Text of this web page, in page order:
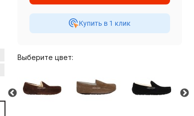
Купить в 1 клик
Выберите цвет: